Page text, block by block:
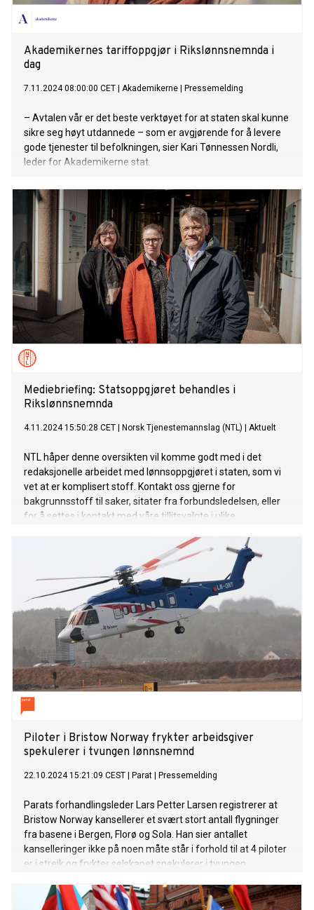
Akademikernes tariffoppgjør i Rikslønnsnemnda i
dag
7.11.2024 08:00:00 CET Akademikerne Pressemelding
– Avtalen vår er det beste verktøyet for at staten skal kunne
sikre seg høyt utdannede – som er avgjørende for å levere
gode tjenester til befolkningen, sier Kari Tønnessen Nordli,
leder for Akademikerne stat.
Mediebriefing: Statsoppgjøret behandles i
Rikslønnsnemnda
4.11.2024 15:50:28 CET Norsk Tjenestemannslag (NTL) Aktuelt
NTL håper denne oversikten vil komme godt med i det
redaksjonelle arbeidet med lønnsoppgjøret i staten, som vi
vet at er komplisert stoff. Kontakt oss gjerne for
bakgrunnsstoff til saker, sitater fra forbundsledelsen, eller
for å settes i kontakt med våre tillitsvalgte i ulike
Piloter i Bristow Norway frykter arbeidsgiver
spekulerer i tvungen lønnsnemnd
22.10.2024 15:21:09 CEST Parat Pressemelding
Parats forhandlingsleder Lars Petter Larsen registrerer at
Bristow Norway kansellerer et svært stort antall flygninger
fra basene i Bergen, Florø og Sola. Han sier antallet
kanselleringer ikke på noen måte står i forhold til at 4 piloter
er i streik og frykter selskapet spekulerer i tvungen